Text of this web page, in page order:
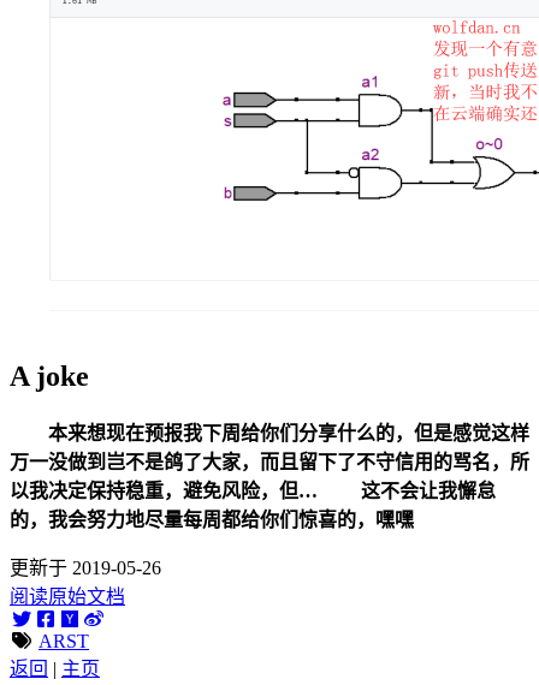
A joke
本来想现在预报我下周给你们分享什么的，但是感觉这样
万一没做到岂不是鸽了大家，而且留下了不守信用的骂名，所
以我决定保持稳重，避免风险，但…
这不会让我懈怠
的，我会努力地尽量每周都给你们惊喜的，嘿嘿
更新于 2019-05-26
阅读原始文档
ARST
返回 | 主页